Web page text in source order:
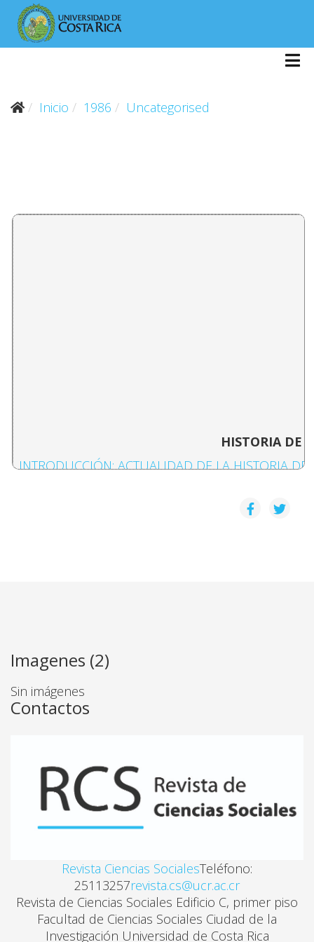
Inicio 1986 Uncategorised
HISTORIA DE
INTRODUCCIÓN: ACTUALIDAD DE LA HISTORIA DE
LA GUERRA DE IDEAS: LA DIPLOMACIA
Roy Gamero
Ivan Molina
EL PROBLEMA FRONTERIZO CON COLOMBIA Y
MAX WEBER, SOCIOLOGIA DE LA RELIGIÓN
Jose Miguel Rodriguez
Imagenes (2)
Sin imágenes
Contactos
Revista Ciencias SocialesTeléfono:
25113257revista.cs@ucr.ac.cr
Revista de Ciencias Sociales Edificio C, primer piso
Facultad de Ciencias Sociales Ciudad de la
Investigación Universidad de Costa Rica